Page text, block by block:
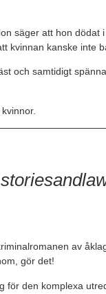
säger att hon dödat
kvinnan kanske inte
och samtidigt
av
gör det!
för den komplexa